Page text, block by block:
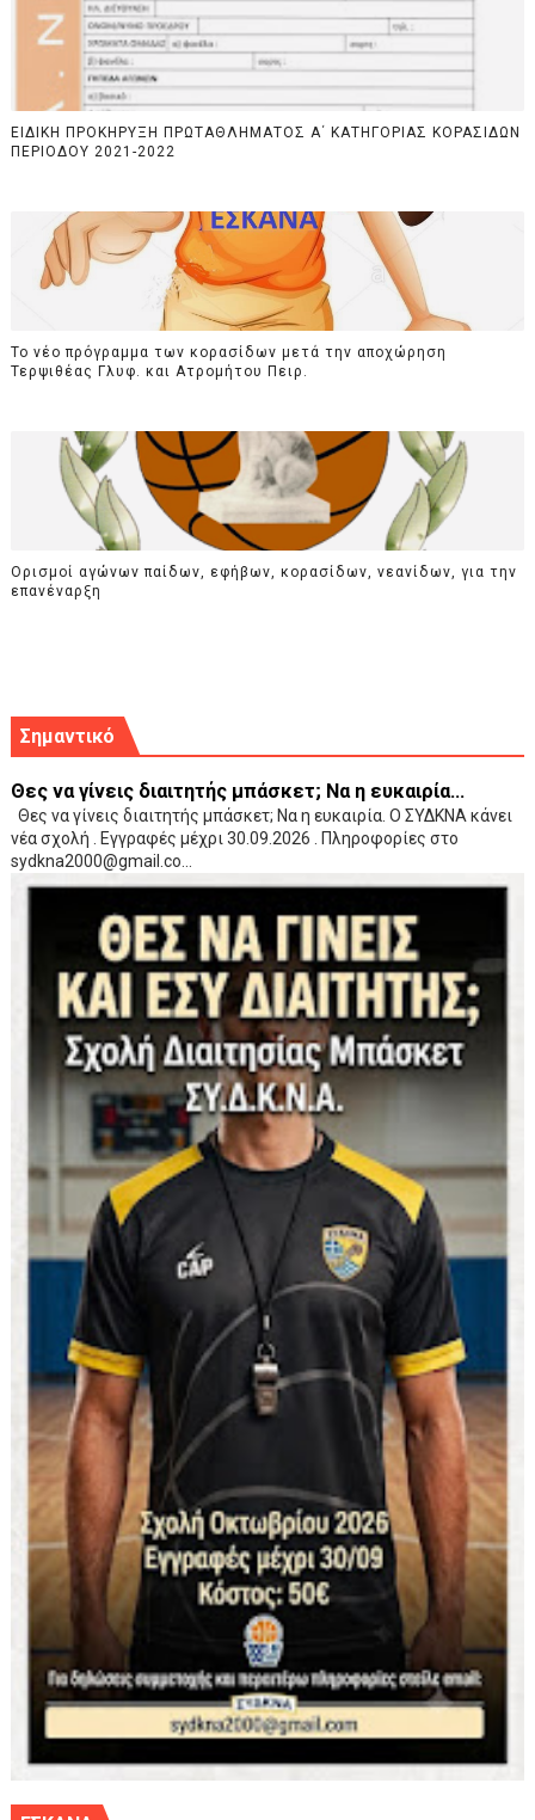
ΕΙΔΙΚΗ ΠΡΟΚΗΡΥΞΗ ΠΡΩΤΑΘΛΗΜΑΤΟΣ Α΄ ΚΑΤΗΓΟΡΙΑΣ ΚΟΡΑΣΙΔΩΝ
ΠΕΡΙΟΔΟΥ 2021-2022
Το νέο πρόγραμμα των κορασίδων μετά την αποχώρηση
Τερψιθέας Γλυφ. και Ατρομήτου Πειρ.
Ορισμοί αγώνων παίδων, εφήβων, κορασίδων, νεανίδων, για την
επανέναρξη
Σημαντικό
Θες να γίνεις διαιτητής μπάσκετ; Να η ευκαιρία...
Θες να γίνεις διαιτητής μπάσκετ; Να η ευκαιρία. Ο ΣΥΔΚΝΑ κάνει
νέα σχολή . Εγγραφές μέχρι 30.09.2026 . Πληροφορίες στο
sydkna2000@gmail.co...